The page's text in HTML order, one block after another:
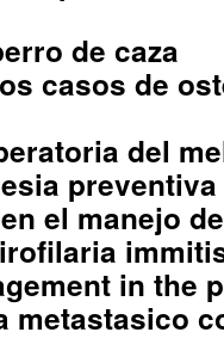
de caza
casos de
del
el manejo
in the
metastasico